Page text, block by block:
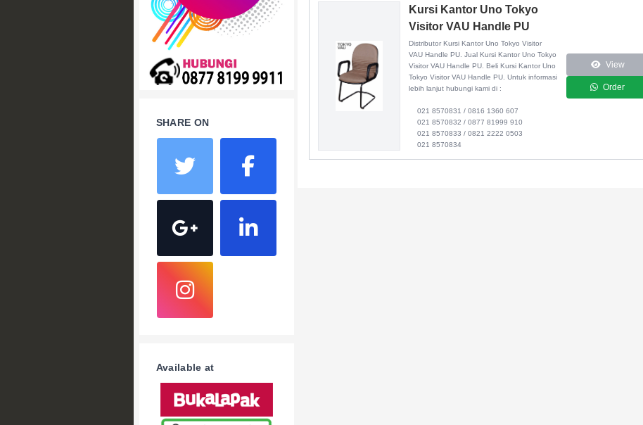
+ Springbed
White Board / Papan Tulis
SHARE ON
Available at
Kursi Kantor Uno Tokyo
Visitor VAU Handle PU
DistributorKursi Kantor Uno Tokyo Visitor
VAU Handle PU . Jual Kursi Kantor Uno Tokyo
Visitor VAU Handle PU. Beli Kursi Kantor Uno
Tokyo Visitor VAU Handle PU. Untuk informasi
lebih lanjut hubungi kami di :
021 8570831 / 0816 1360 607
021 8570832 / 0877 81999 910
021 8570833 / 0821 2222 0503
021 8570834
View
Order